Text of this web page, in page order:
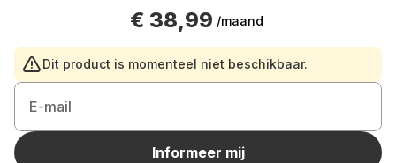
€ 38,99 /maand
Dit product is momenteel niet beschikbaar.
E-mail
Informeer mij